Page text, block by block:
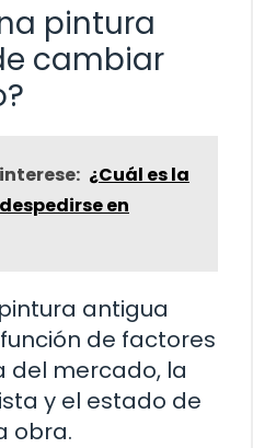
pintura
cambiar
¿Cuál es la
en
antigua
de factores
del mercado, la
y el estado de
obra.